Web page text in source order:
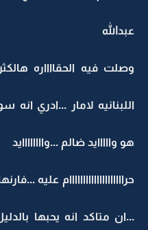
عبدالله
وصلت فيه الحقااااره
اللبنانيه لامار ...ادري
هو وااااايد ضالم ...واااااااايد
حراااااااااااااااااااام عليه
...ان متاكد انه يحبها